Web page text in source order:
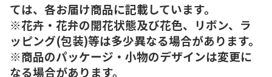
ては、各お届け商品に記載しています。
※花卉・花弁の開花状態及び花色、リボン、ラ
ッピング(包装)等は多少異なる場合があります。
※商品のパッケージ・小物のデザインは変更に
なる場合があります。